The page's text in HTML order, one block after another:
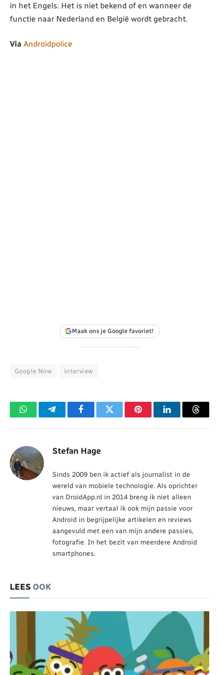
in het Engels. Het is niet bekend of en wanneer de
functie naar Nederland en België wordt gebracht.
Via Androidpolice
Maak ons je Google favoriet!
Google Now interview
WhatsAppTelegramFacebookTwitter PinterestLinkedIn
Stefan Hage
Sinds 2009 ben ik actief als journalist in de
wereld van mobiele technologie. Als oprichter
van DroidApp.nl in 2014 breng ik niet alleen
nieuws, maar vertaal ik ook mijn passie voor
Android in begrijpelijke artikelen en reviews
aangevuld met een van mijn andere passies,
fotografie. In het bezit van meerdere Android
smartphones.
LEES OOK